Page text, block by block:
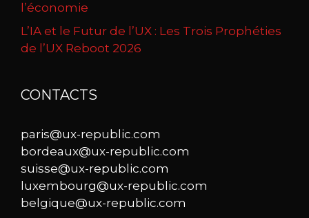
l’économie
L’IA et le Futur de l’UX : Les Trois Prophéties
de l’UX Reboot 2026
CONTACTS
paris@ux-republic.com
bordeaux@ux-republic.com
suisse@ux-republic.com
luxembourg@ux-republic.com
belgique@ux-republic.com